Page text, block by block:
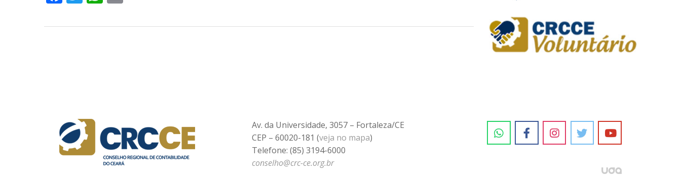
Av. da Universidade, 3057 – Fortaleza/CE
CEP – 60020-181 (veja no mapa)
Telefone: (85) 3194-6000
conselho@crc-ce.org.br